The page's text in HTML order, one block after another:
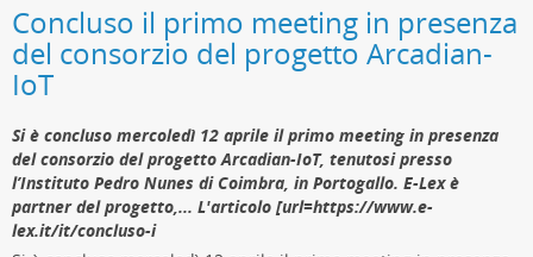
Concluso il primo meeting in presenza
del consorzio del progetto Arcadian-
IoT
Si è concluso mercoledì 12 aprile il primo meeting in presenza
del consorzio del progetto Arcadian-IoT, tenutosi presso
l’Instituto Pedro Nunes di Coimbra, in Portogallo. E-Lex è
partner del progetto,... L'articolo [url=https://www.e-
lex.it/it/concluso-i